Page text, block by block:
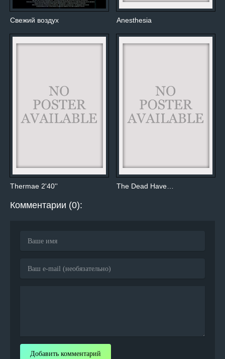
Свежий воздух Anesthesia
Thermae 2'40'' The Dead Have…
Комментарии (0):
Добавить комментарий